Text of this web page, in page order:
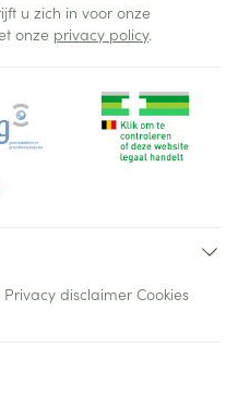
u zich in voor onze
onze privacy policy.
Privacy disclaimer Cookies